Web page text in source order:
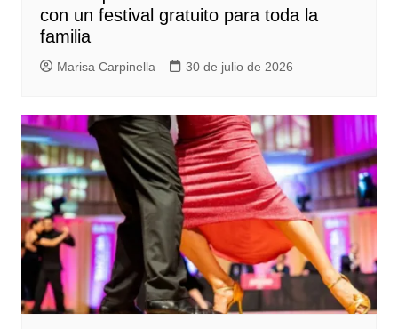
con un festival gratuito para toda la
familia
Marisa Carpinella 30 de julio de 2026